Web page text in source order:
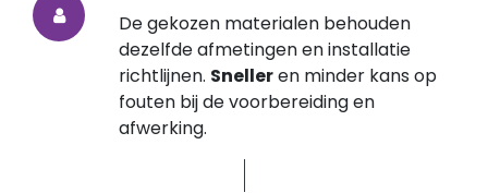
De gekozen materialen behouden
dezelfde afmetingen en installatie
richtlijnen. Snelleren minder kans op
fouten bij de voorbereiding en
afwerking.